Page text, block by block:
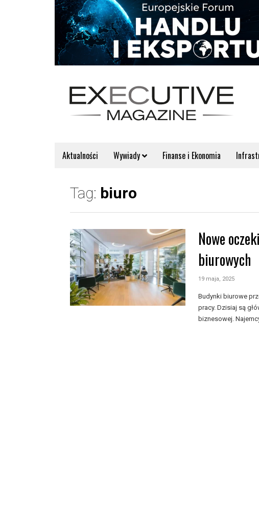
Aktualności Wywiady Finanse i Ekonomia
Tag: biuro
Nowe
biurowych
19 maja, 2025
Budynki biurowe
pracy. Dzisiaj są
biznesowej.